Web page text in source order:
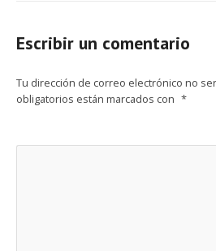
Escribir un comentario
Tu dirección de correo electrónico no
obligatorios están marcados con *